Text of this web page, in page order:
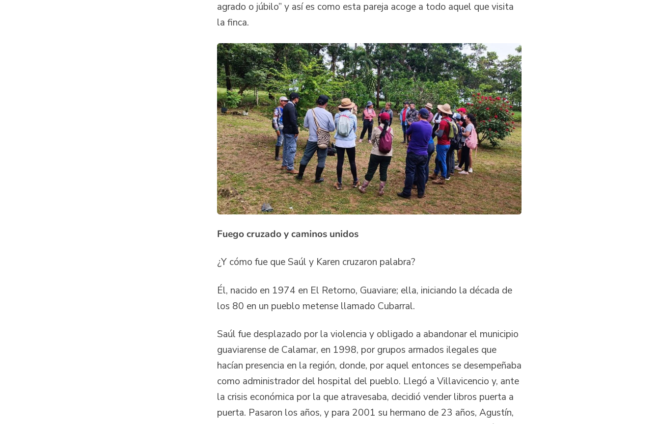
agrado o júbilo” y así es como esta pareja acoge a todo aquel que visita
la finca.
Fuego cruzado y caminos unidos
¿Y cómo fue que Saúl y Karen cruzaron palabra?
Él, nacido en 1974 en El Retorno, Guaviare; ella, iniciando la década de
los 80 en un pueblo metense llamado Cubarral.
Saúl fue desplazado por la violencia y obligado a abandonar el municipio
guaviarense de Calamar, en 1998, por grupos armados ilegales que
hacían presencia en la región, donde, por aquel entonces se desempeñaba
como administrador del hospital del pueblo. Llegó a Villavicencio y, ante
la crisis económica por la que atravesaba, decidió vender libros puerta a
puerta. Pasaron los años, y para 2001 su hermano de 23 años, Agustín,